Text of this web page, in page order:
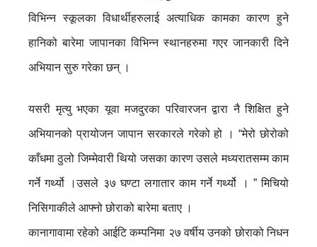
विभिन्न स्कूलका विधार्थीहरुलाई अत्याधिक कामका कारण हुने
हानिको बारेमा जापानका विभिन्न स्थानहरुमा गएर जानकारी दिने
अभियान सुरु गरेका छन् ।
यसरी मृत्यु भएका यूवा मजदुरका परिवारजन द्वारा नै शिक्षित हुने
अभियानको प्रायोजन जापान सरकारले गरेको हो । “मेरो छोरोको
काँधमा ठुलो जिम्मेवारी थियो जसका कारण उसले मध्यरातसम्म काम
गर्ने गर्थ्यो ।उसले ३७ घण्टा लगातार काम गर्ने गर्थ्यो । ” मिचियो
निसिगाकीले आफ्नो छोराको बारेमा बताए ।
कानागावामा रहेको आईटि कम्पनिमा २७ वर्षीय उनको छोराको निधन